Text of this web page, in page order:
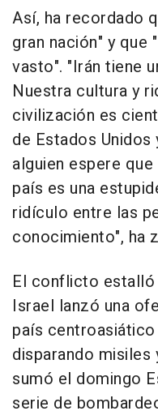
Así, ha recordado
gran nación" y que
vasto". "Irán tiene
Nuestra cultura y
civilización es
de Estados Unidos
alguien espere
país es una
ridículo entre las
conocimiento", ha
El conflicto estalló
Israel lanzó una
país
disparando misiles
sumó el domingo
serie de